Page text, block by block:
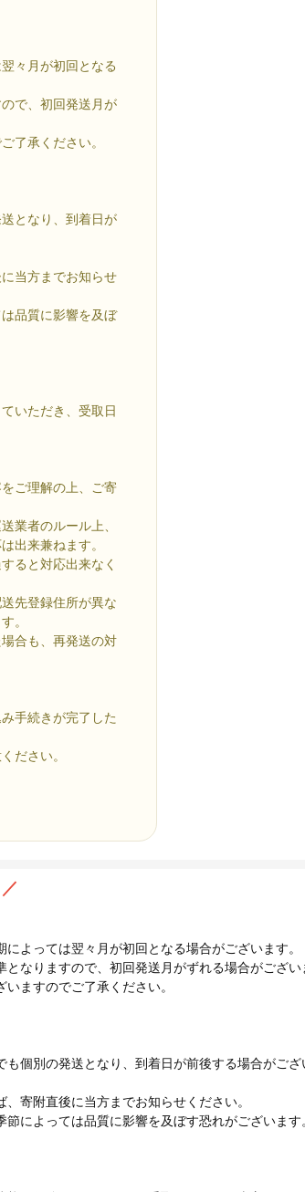
々月が初回となる
で、初回発送月が
了承ください。
となり、到着日が
当方までお知らせ
品質に影響を及ぼ
いただき、受取日
ご理解の上、ご寄
業者のルール上、
出来兼ねます。
ると対応出来なく
先登録住所が異な
。
合も、再発送の対
手続きが完了した
ださい。
よっては翌々月が初回となる場合がございます。
なりますので、初回発送月がずれる場合がござい
ますのでご了承ください。
個別の発送となり、到着日が前後する場合がござ
寄附直後に当方までお知らせください。
によっては品質に影響を及ぼす恐れがございます